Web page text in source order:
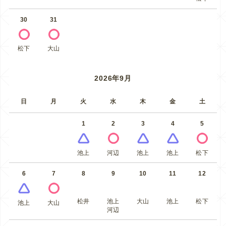
30
松下
31
大山
2026年9月
日 月 火 水 木 金 土
1
池上
2
河辺
3
池上
4
池上
5
松下
6
池上
7
大山
8
松井
9
池上
河辺
10
大山
11
池上
12
松下